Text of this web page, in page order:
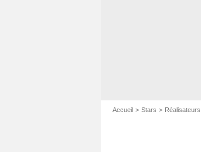
Accueil Stars Réalisateurs